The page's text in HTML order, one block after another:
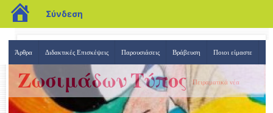
blogs.sch.gr
Σύνδεση
Άρθρα Διδακτικές Επισκέψεις Παρουσιάσεις Βράβευση Ποιοι είμαστε
Ζωσιμάδων Τύπος Πειραματικά νέα